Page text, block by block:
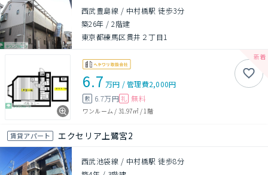
西武豊島線 / 中村橋駅 徒歩3分
築26年 /2階建
東京都練馬区貫井２丁目1
6.7 万円 /管理費2,000円
敷 6.7万円 礼 無料
ワンルーム / 31.97㎡/1階
賃貸アパート エクセリア上鷺宮2
西武池袋線 / 中村橋駅 徒歩8分